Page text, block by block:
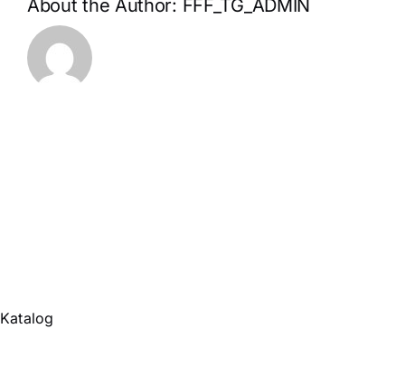
About the Author: FFF_TG_ADMIN
Katalog